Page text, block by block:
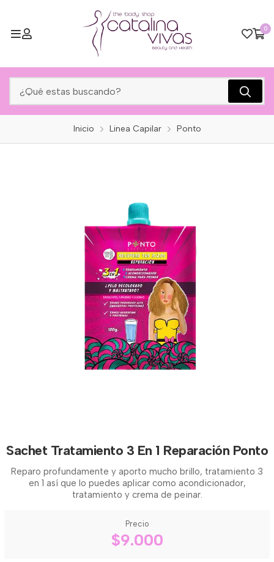
0
Inicio Linea Capilar Ponto
Sachet Tratamiento 3 En 1 Reparación Ponto
Reparo profundamente y aporto mucho brillo, tratamiento 3
en 1 así que lo puedes aplicar como acondicionador,
tratamiento y crema de peinar.
Precio
$9.000